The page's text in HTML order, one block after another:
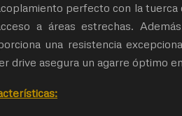
perfecto con la
a áreas estrechas.
una resistencia
drive asegura un agarre óptimo